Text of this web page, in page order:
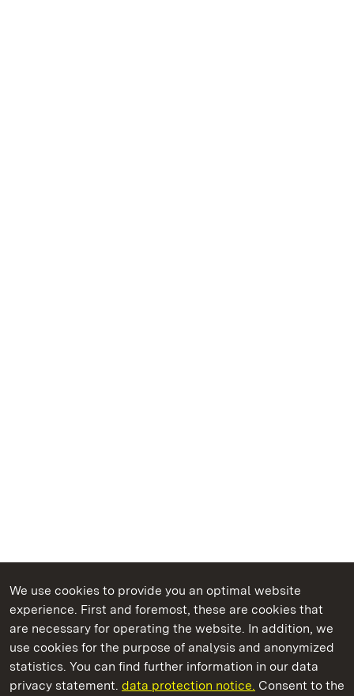
We use cookies to provide you an optimal website
experience. First and foremost, these are cookies that
are necessary for operating the website. In addition, we
use cookies for the purpose of analysis and anonymized
statistics. You can find further information in our data
privacy statement. data protection notice. Consent to the
State Palaces and Gardens of Baden-Wuerttemberg